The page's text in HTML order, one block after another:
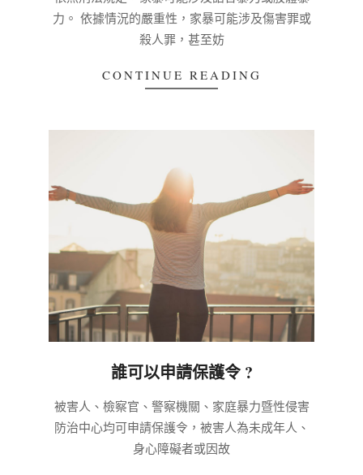
03-
03
力。 依據情況的嚴重性，家暴可能涉及傷害罪或
殺人罪，甚至妨
CONTINUE READING
誰可以申請保護令 ?
03-
03
被害人、檢察官、警察機關、家庭暴力暨性侵害
防治中心均可申請保護令，被害人為未成年人、
身心障礙者或因故